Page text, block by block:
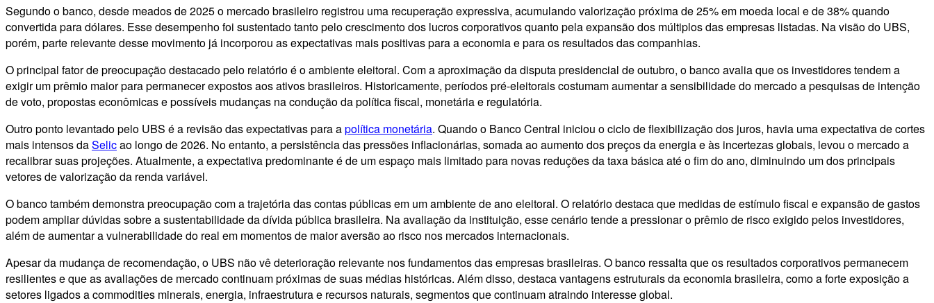
Segundo o banco, desde meados de 2025 o mercado brasileiro registrou uma recuperação expressiva, acumulando valorização próxima de 25% em moeda local e de 38% quando
convertida para dólares. Esse desempenho foi sustentado tanto pelo crescimento dos lucros corporativos quanto pela expansão dos múltiplos das empresas listadas. Na visão do UBS,
porém, parte relevante desse movimento já incorporou as expectativas mais positivas para a economia e para os resultados das companhias.
O principal fator de preocupação destacado pelo relatório é o ambiente eleitoral. Com a aproximação da disputa presidencial de outubro, o banco avalia que os investidores tendem a
exigir um prêmio maior para permanecer expostos aos ativos brasileiros. Historicamente, períodos pré-eleitorais costumam aumentar a sensibilidade do mercado a pesquisas de intenção
de voto, propostas econômicas e possíveis mudanças na condução da política fiscal, monetária e regulatória.
Outro ponto levantado pelo UBS é a revisão das expectativas para apolítica monetária. Quando o Banco Central iniciou o ciclo de flexibilização dos juros, havia uma expectativa de cortes
mais intensos daSelicao longo de 2026. No entanto, a persistência das pressões inflacionárias, somada ao aumento dos preços da energia e às incertezas globais, levou o mercado a
recalibrar suas projeções. Atualmente, a expectativa predominante é de um espaço mais limitado para novas reduções da taxa básica até o fim do ano, diminuindo um dos principais
vetores de valorização da renda variável.
O banco também demonstra preocupação com a trajetória das contas públicas em um ambiente de ano eleitoral. O relatório destaca que medidas de estímulo fiscal e expansão de gastos
podem ampliar dúvidas sobre a sustentabilidade da dívida pública brasileira. Na avaliação da instituição, esse cenário tende a pressionar o prêmio de risco exigido pelos investidores,
além de aumentar a vulnerabilidade do real em momentos de maior aversão ao risco nos mercados internacionais.
Apesar da mudança de recomendação, o UBS não vê deterioração relevante nos fundamentos das empresas brasileiras. O banco ressalta que os resultados corporativos permanecem
resilientes e que as avaliações de mercado continuam próximas de suas médias históricas. Além disso, destaca vantagens estruturais da economia brasileira, como a forte exposição a
setores ligados a commodities minerais, energia, infraestrutura e recursos naturais, segmentos que continuam atraindo interesse global.